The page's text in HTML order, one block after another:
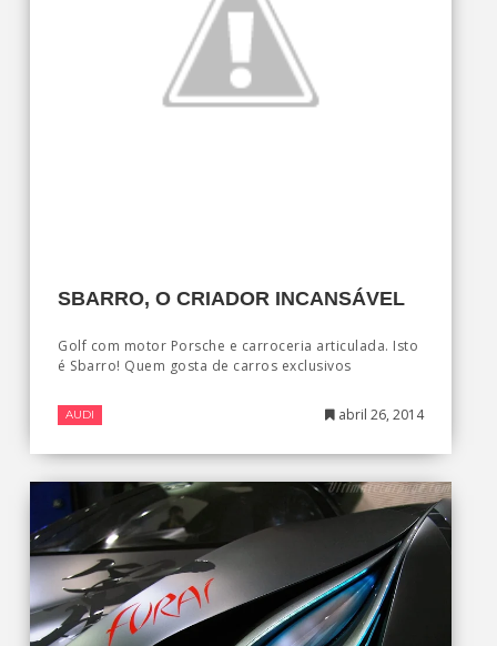
SBARRO, O CRIADOR INCANSÁVEL
Golf com motor Porsche e carroceria articulada. Isto
é Sbarro! Quem gosta de carros exclusivos
AUDI abril 26, 2014